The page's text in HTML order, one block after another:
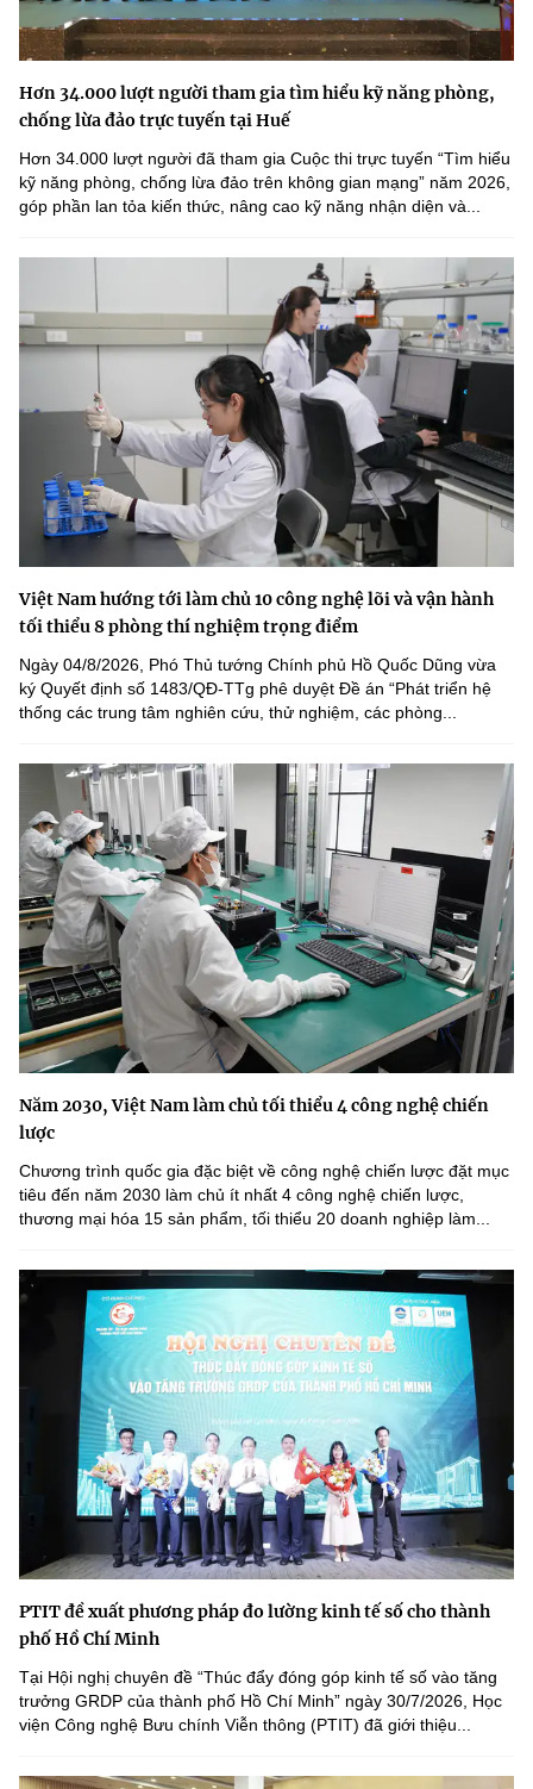
Hơn 34.000 lượt người tham gia tìm hiểu kỹ năng phòng,
chống lừa đảo trực tuyến tại Huế
Hơn 34.000 lượt người đã tham gia Cuộc thi trực tuyến “Tìm hiểu
kỹ năng phòng, chống lừa đảo trên không gian mạng” năm 2026,
góp phần lan tỏa kiến thức, nâng cao kỹ năng nhận diện và...
Việt Nam hướng tới làm chủ 10 công nghệ lõi và vận hành
tối thiểu 8 phòng thí nghiệm trọng điểm
Ngày 04/8/2026, Phó Thủ tướng Chính phủ Hồ Quốc Dũng vừa
ký Quyết định số 1483/QĐ-TTg phê duyệt Đề án “Phát triển hệ
thống các trung tâm nghiên cứu, thử nghiệm, các phòng...
Năm 2030, Việt Nam làm chủ tối thiểu 4 công nghệ chiến
lược
Chương trình quốc gia đặc biệt về công nghệ chiến lược đặt mục
tiêu đến năm 2030 làm chủ ít nhất 4 công nghệ chiến lược,
thương mại hóa 15 sản phẩm, tối thiểu 20 doanh nghiệp làm...
PTIT đề xuất phương pháp đo lường kinh tế số cho thành
phố Hồ Chí Minh
Tại Hội nghị chuyên đề “Thúc đẩy đóng góp kinh tế số vào tăng
trưởng GRDP của thành phố Hồ Chí Minh” ngày 30/7/2026, Học
viện Công nghệ Bưu chính Viễn thông (PTIT) đã giới thiệu...